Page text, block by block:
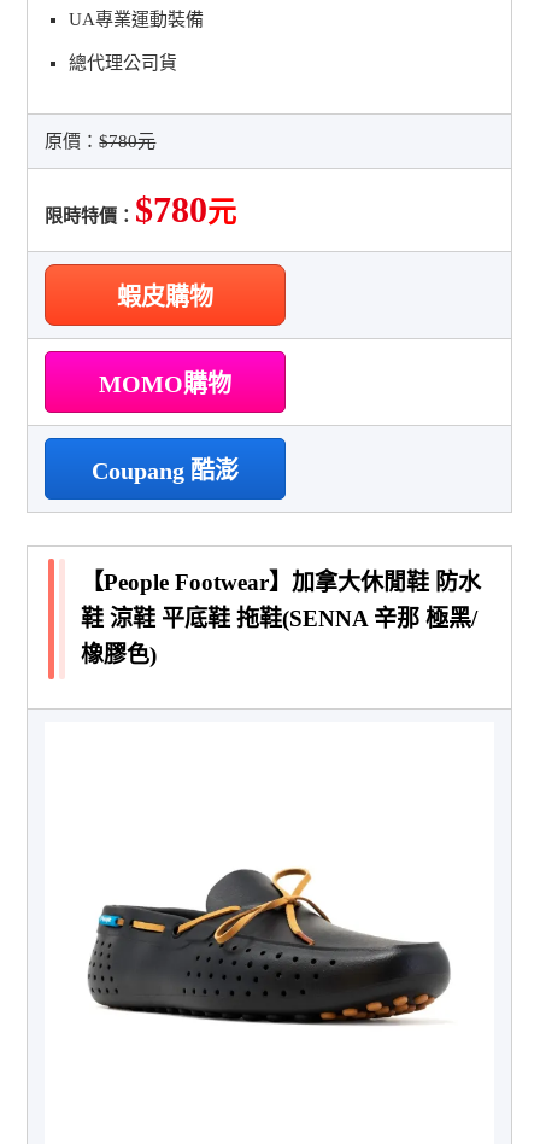
UA專業運動裝備
總代理公司貨
原價：$780元
限時特價： $780元
蝦皮購物
MOMO購物
Coupang 酷澎
【People Footwear】加拿大休閒鞋 防水
鞋 涼鞋 平底鞋 拖鞋(SENNA 辛那 極黑/
橡膠色)